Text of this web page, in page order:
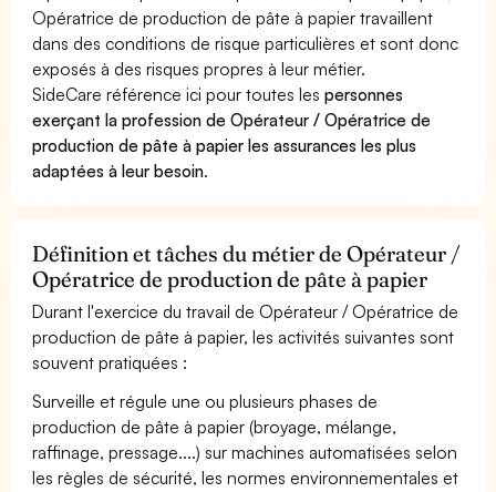
Opératrice de production de pâte à papier travaillent
dans des conditions de risque particulières et sont donc
exposés à des risques propres à leur métier.
SideCare référence ici pour toutes lespersonnes
exerçant la profession de Opérateur / Opératrice de
production de pâte à papier les assurances les plus
adaptées à leur besoin.
Définition et tâches du métier de Opérateur /
Opératrice de production de pâte à papier
Durant l'exercice du travail de Opérateur / Opératrice de
production de pâte à papier, les activités suivantes sont
souvent pratiquées :
Surveille et régule une ou plusieurs phases de
production de pâte à papier (broyage, mélange,
raffinage, pressage....) sur machines automatisées selon
les règles de sécurité, les normes environnementales et